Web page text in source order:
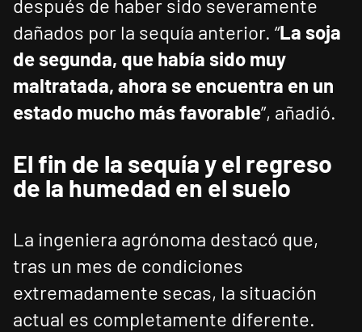
después de haber sido severamente
dañados por la sequía anterior. “La soja
de segunda, que había sido muy
maltratada, ahora se encuentra en un
estado mucho más favorable”, añadió.
El fin de la sequía y el regreso
de la humedad en el suelo
La ingeniera agrónoma destacó que,
tras un mes de condiciones
extremadamente secas, la situación
actual es completamente diferente.